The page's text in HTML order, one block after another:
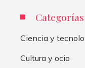
Categorías
Ciencia y
Cultura y ocio